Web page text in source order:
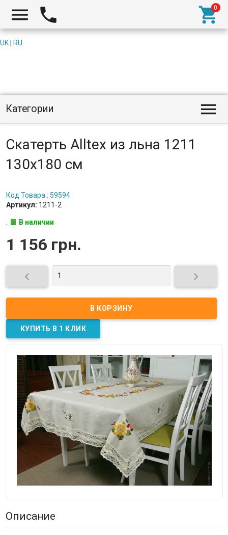
  
UK RU
Категории 
Скатерть Alltex из льна 1211
130x180 см
Код Товара : 59594
Артикул: 1211-2
: В наличии
1 156 грн.
 
Описание